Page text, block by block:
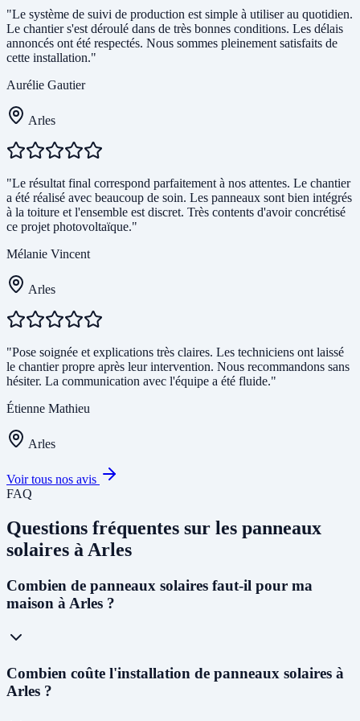
"Le système de suivi de production est simple à utiliser au quotidien.
Le chantier s'est déroulé dans de très bonnes conditions. Les délais
annoncés ont été respectés. Nous sommes pleinement satisfaits de
cette installation."
Aurélie Gautier
Arles
"Le résultat final correspond parfaitement à nos attentes. Le chantier
a été réalisé avec beaucoup de soin. Les panneaux sont bien intégrés
à la toiture et l'ensemble est discret. Très contents d'avoir concrétisé
ce projet photovoltaïque."
Mélanie Vincent
Arles
"Pose soignée et explications très claires. Les techniciens ont laissé
le chantier propre après leur intervention. Nous recommandons sans
hésiter. La communication avec l'équipe a été fluide."
Étienne Mathieu
Arles
Voir tous nos avis
FAQ
Questions fréquentes sur les panneaux
solaires à Arles
Combien de panneaux solaires faut-il pour ma
maison à Arles ?
Pour une maison individuelle à Arles, nous recommandons en
général une installation de
3 kWc à 6 kWc
monocristallins de 400 Wc. Ce dimensionnement couvre 80 à 90%
Combien coûte l'installation de panneaux solaires à
Arles ?